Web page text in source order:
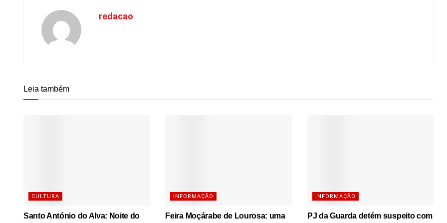
redacao
Leia também
CULTURA
Santo António do Alva: Noite do
INFORMAÇÃO
Feira Moçárabe de Lourosa: uma
INFORMAÇÃO
PJ da Guarda detém suspeito com